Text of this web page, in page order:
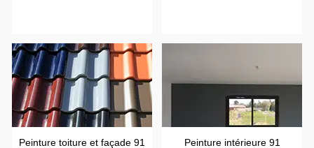
Peinture toiture et façade 91 Peinture intérieure 91